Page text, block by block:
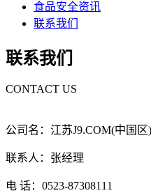
食品安全资讯
联系我们
联系我们
CONTACT US
公司名：江苏J9.COM(中国区
联系人：张经理
电 话：0523-87308111